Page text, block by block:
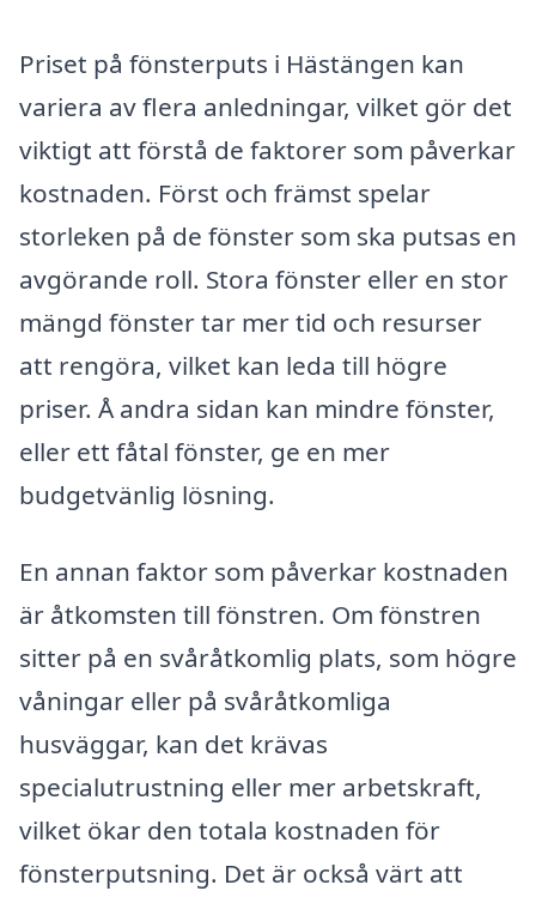
Priset på fönsterputs i Hästängen kan
variera av flera anledningar, vilket gör det
viktigt att förstå de faktorer som påverkar
kostnaden. Först och främst spelar
storleken på de fönster som ska putsas en
avgörande roll. Stora fönster eller en stor
mängd fönster tar mer tid och resurser
att rengöra, vilket kan leda till högre
priser. Å andra sidan kan mindre fönster,
eller ett fåtal fönster, ge en mer
budgetvänlig lösning.
En annan faktor som påverkar kostnaden
är åtkomsten till fönstren. Om fönstren
sitter på en svåråtkomlig plats, som högre
våningar eller på svåråtkomliga
husväggar, kan det krävas
specialutrustning eller mer arbetskraft,
vilket ökar den totala kostnaden för
fönsterputsning. Det är också värt att